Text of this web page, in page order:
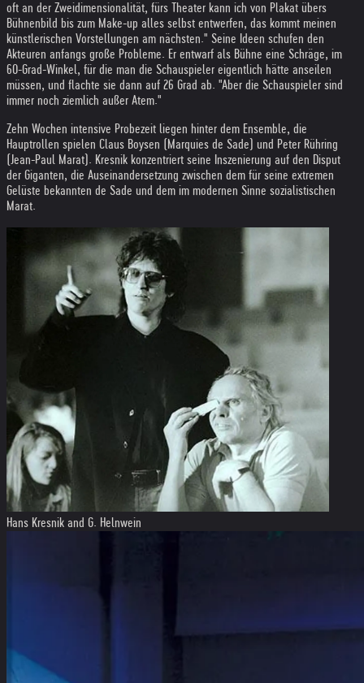
oft an der Zweidimensionalität, fürs Theater kann ich von Plakat übers
Bühnenbild bis zum Make-up alles selbst entwerfen, das kommt meinen
künstlerischen Vorstellungen am nächsten." Seine Ideen schufen den
Akteuren anfangs große Probleme. Er entwarf als Bühne eine Schräge, im
60-Grad-Winkel, für die man die Schauspieler eigentlich hätte anseilen
müssen, und flachte sie dann auf 26 Grad ab. "Aber die Schauspieler sind
immer noch ziemlich außer Atem."
Zehn Wochen intensive Probezeit liegen hinter dem Ensemble, die
Hauptrollen spielen Claus Boysen (Marquies de Sade) und Peter Rühring
(Jean-Paul Marat). Kresnik konzentriert seine Inszenierung auf den Disput
der Giganten, die Auseinandersetzung zwischen dem für seine extremen
Gelüste bekannten de Sade und dem im modernen Sinne sozialistischen
Marat.
Hans Kresnik and G. Helnwein